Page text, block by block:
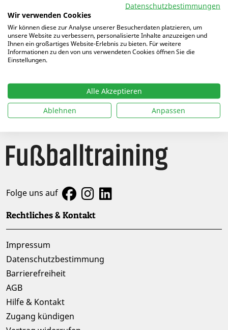
Artikel von Marc-Patrick
28.07.2025 | ITK 2025: Der Spielbeschleuniger
Schwerpunkte für die Ausbildung
Folge uns auf
Rechtliches & Kontakt
Impressum
Datenschutzbestimmung
Barrierefreiheit
AGB
Hilfe & Kontakt
Zugang kündigen
Datenschutzbestimmungen
Wir verwenden Cookies
Wir können diese zur Analyse unserer Besucherdaten platzieren, um
unsere Website zu verbessern, personalisierte Inhalte anzuzeigen und
Ihnen ein großartiges Website-Erlebnis zu bieten. Für weitere
Informationen zu den von uns verwendeten Cookies öffnen Sie die
Einstellungen.
Alle Akzeptieren
Ablehnen
Anpassen